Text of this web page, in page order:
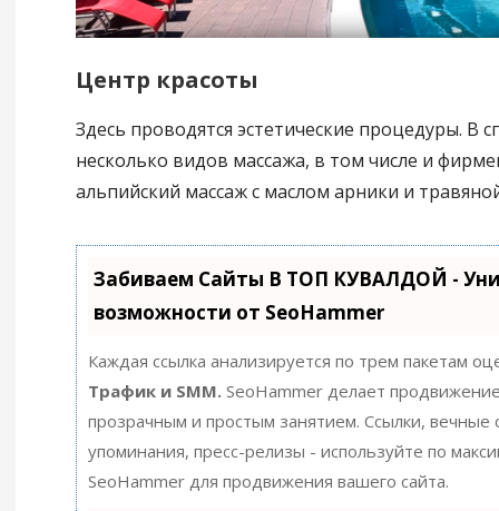
Центр красоты
Здесь проводятся эстетические процедуры. В
несколько видов массажа, в том числе и
альпийский массаж с маслом арники и
Забиваем Сайты В ТОП КУВАЛДОЙ -
возможности от SeoHammer
Каждая ссылка анализируется по трем пакетам
Трафик и SMM.SeoHammer делает
прозрачным и простым занятием. Ссылки, вечные
упоминания, пресс-релизы - используйте по
SeoHammer для продвижения вашего сайта.